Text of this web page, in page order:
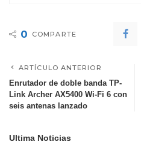
0 COMPARTE
ARTÍCULO ANTERIOR
Enrutador de doble banda TP-
Link Archer AX5400 Wi-Fi 6 con
seis antenas lanzado
Ultima Noticias